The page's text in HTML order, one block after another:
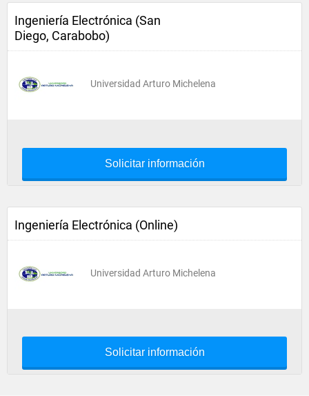
Ingeniería Electrónica (San
Diego, Carabobo)
Universidad Arturo Michelena
Solicitar información
Ingeniería Electrónica (Online)
Universidad Arturo Michelena
Solicitar información